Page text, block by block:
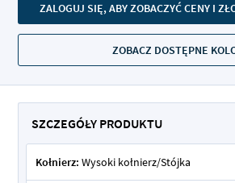
ZALOGUJ SIĘ, ABY ZOBACZYĆ CENY I
ZOBACZ DOSTĘPNE
SZCZEGÓŁY PRODUKTU
Kołnierz: Wysoki kołnierz/Stójka